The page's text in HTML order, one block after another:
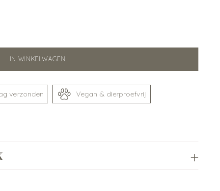
IN WINKELWAGEN
verzonden Vegan & dierproefvrij